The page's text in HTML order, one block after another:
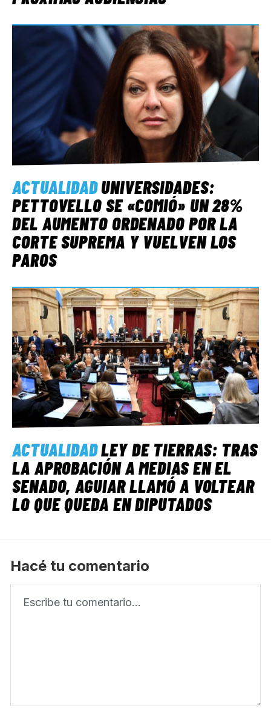
ACTUALIDADUNIVERSIDADES:
PETTOVELLO SE «COMIÓ» UN 28%
DEL AUMENTO ORDENADO POR LA
CORTE SUPREMA Y VUELVEN LOS
PAROS
ACTUALIDADLEY DE TIERRAS: TRAS
LA APROBACIÓN A MEDIAS EN EL
SENADO, AGUIAR LLAMÓ A VOLTEAR
LO QUE QUEDA EN DIPUTADOS
Hacé tu comentario